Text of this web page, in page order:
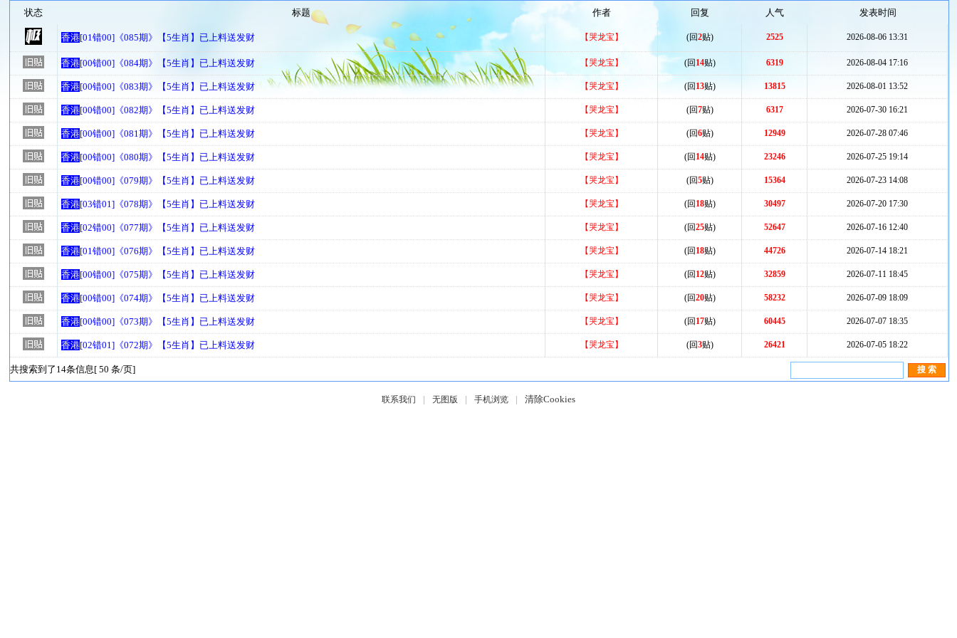
状态 标题 作者 回复 人气 发表时间
香港[01错00]《085期》【5生肖】已上料送发财 【哭龙宝】 (回2贴) 2525 2026-08-06 13:31
香港[00错00]《084期》【5生肖】已上料送发财 【哭龙宝】 (回 14贴) 6319 2026-08-04 17:16
香港[00错00]《083期》【5生肖】已上料送发财 【哭龙宝】 (回 13贴) 13815 2026-08-01 13:52
香港[00错00]《082期》【5生肖】已上料送发财 【哭龙宝】 (回7贴) 6317 2026-07-30 16:21
香港[00错00]《081期》【5生肖】已上料送发财 【哭龙宝】 (回6贴) 12949 2026-07-28 07:46
香港[00错00]《080期》【5生肖】已上料送发财 【哭龙宝】 (回 14贴) 23246 2026-07-25 19:14
香港[00错00]《079期》【5生肖】已上料送发财 【哭龙宝】 (回5贴) 15364 2026-07-23 14:08
香港[03错01]《078期》【5生肖】已上料送发财 【哭龙宝】 (回 18贴) 30497 2026-07-20 17:30
香港[02错00]《077期》【5生肖】已上料送发财 【哭龙宝】 (回25贴) 52647 2026-07-16 12:40
香港[01错00]《076期》【5生肖】已上料送发财 【哭龙宝】 (回 18贴) 44726 2026-07-14 18:21
香港[00错00]《075期》【5生肖】已上料送发财 【哭龙宝】 (回 12贴) 32859 2026-07-11 18:45
香港[00错00]《074期》【5生肖】已上料送发财 【哭龙宝】 (回20贴) 58232 2026-07-09 18:09
香港[00错00]《073期》【5生肖】已上料送发财 【哭龙宝】 (回 17贴) 60445 2026-07-07 18:35
香港[02错01]《072期》【5生肖】已上料送发财 【哭龙宝】 (回3贴) 26421 2026-07-05 18:22
共搜索到了14条信息[ 50 条/页]
联系我们 | 无图版 | 手机浏览 | 清除Cookies